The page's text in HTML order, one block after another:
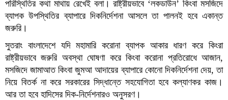
পরিস্থিতির কথা মাথায় রেখেই বলা। রাষ্ট্রীয়ভাবে ‘লকডাউন’ কিংবা মসজিদে
ব্যাপক উপস্থিতির ব্যাপারে দিকনির্দেশনা আসলে তা পালনই হবে একান্ত
জরুরি।
সুতরাং বাংলাদেশে যদি মহামারি করোনা ব্যাপক আকার ধারণ করে কিংরা
রাষ্ট্রীয়ভাবে জরুরি অবস্থা ঘোষণা করে কিংবা করোনা প্রতিরোধে আজান,
মসজিদে জামাআত কিংবা জুমআ আদায়ের ব্যাপারে কোনো দিকনির্দেশনা দেয়, তা
নিয়ে বিতর্ক না করে সরকারের সিদ্ধান্তে সহযোগিতা হবে কল্যাণকর কাজ।
আর তা হবে হাদিসের দিক-নির্দেশনারও অনুসরণ।